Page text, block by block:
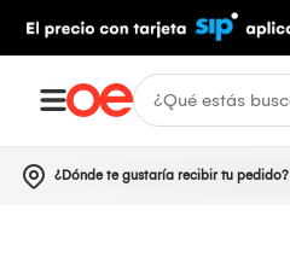
¿Dónde te gustaría recibir tu pedido?